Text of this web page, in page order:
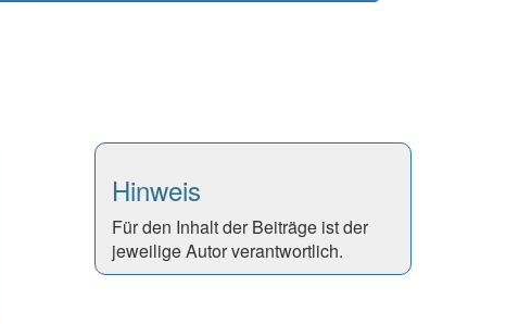
Hinweis
Für den Inhalt der Beiträge ist der
jeweilige Autor verantwortlich.